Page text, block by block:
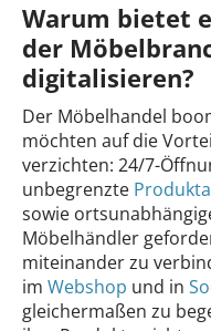
Warum bietet
der
digitalisieren?
Der Möbelhandel
möchten auf die
verzichten: 24/7-
unbegrenzte
sowie
Möbelhändler
miteinander zu
im Webshop und in
gleichermaßen zu